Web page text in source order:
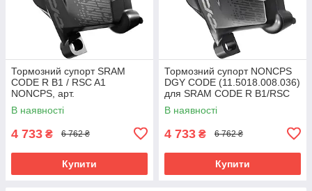
Тормозний супорт SRAM
CODE R B1 / RSC A1
NONCPS, арт.
11.5018.008.037, для
дискових гальм
В наявності
4 733 ₴ 6 762 ₴
Купити
Тормозний супорт NONCPS
DGY CODE (11.5018.008.036)
для SRAM CODE R B1/RSC
A1, без шланга та важеля
В наявності
4 733 ₴ 6 762 ₴
Купити